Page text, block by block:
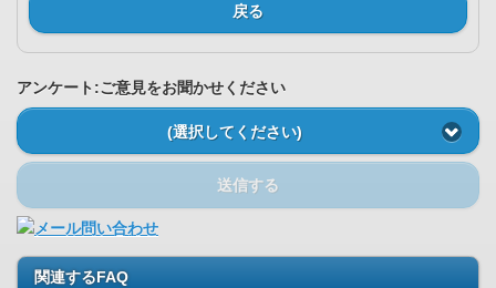
戻る
アンケート:ご意見をお聞かせください
(選択してください)
送信する
関連するFAQ